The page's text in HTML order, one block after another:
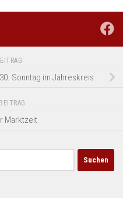
Sonntag im Jahreskreis
Marktzeit